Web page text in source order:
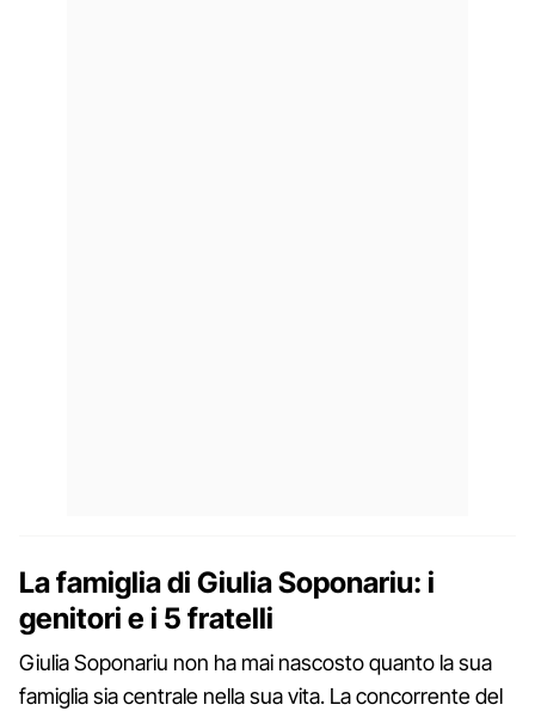
La famiglia di Giulia Soponariu: i
genitori e i 5 fratelli
Giulia Soponariu non ha mai nascosto quanto la sua
famiglia sia centrale nella sua vita. La concorrente del